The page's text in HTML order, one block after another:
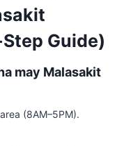
Guide)
may Malasakit
(8AM–5PM).